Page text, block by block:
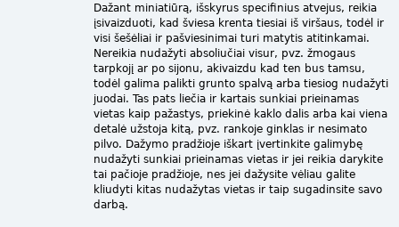
Dažant miniatiūrą, išskyrus specifinius atvejus, reikia
įsivaizduoti, kad šviesa krenta tiesiai iš viršaus, todėl ir
visi šešėliai ir pašviesinimai turi matytis atitinkamai.
Nereikia nudažyti absoliučiai visur, pvz. žmogaus
tarpkojį ar po sijonu, akivaizdu kad ten bus tamsu,
todėl galima palikti grunto spalvą arba tiesiog nudažyti
juodai. Tas pats liečia ir kartais sunkiai prieinamas
vietas kaip pažastys, priekinė kaklo dalis arba kai viena
detalė užstoja kitą, pvz. rankoje ginklas ir nesimato
pilvo. Dažymo pradžioje iškart įvertinkite galimybę
nudažyti sunkiai prieinamas vietas ir jei reikia darykite
tai pačioje pradžioje, nes jei dažysite vėliau galite
kliudyti kitas nudažytas vietas ir taip sugadinsite savo
darbą.